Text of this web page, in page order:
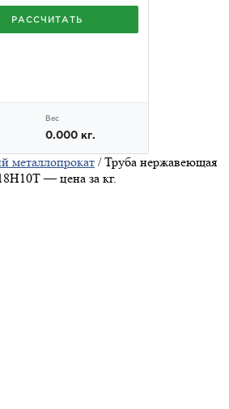
металлопрокат / Труба нержавеющая
— цена за кг.